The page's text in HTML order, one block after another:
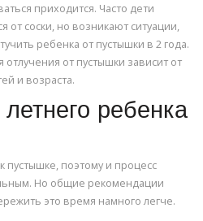
приходится. Часто дети
от соски, но возникают ситуации,
ребенка от пустышки в 2 года.
от пустышки зависит от
и возраста.
летнего ребенка
пустышке, поэтому и процесс
Но общие рекомендации
это время намного легче.